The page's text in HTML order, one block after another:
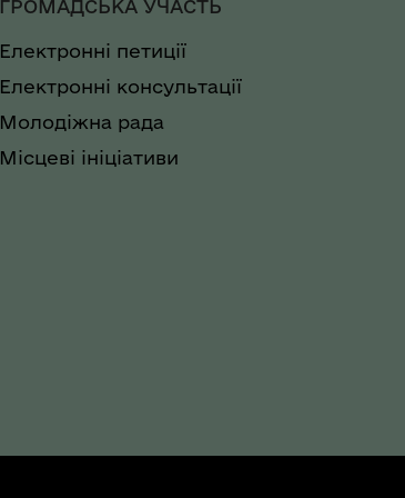
ГРОМАДСЬКА УЧАСТЬ
Електронні петиції
Електронні консультації
Молодіжна рада
Місцеві ініціативи